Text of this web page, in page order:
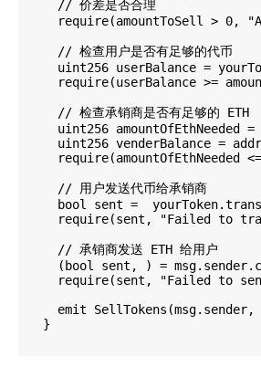
    // 价差是否合理
require(amountToSell > 0,
    // 检查用户是否有足够的代币
uint256 userBalance =
require(userBalance >=
    // 检查承销商是否有足够的 ETH
uint256 amountOfEthNeeded
uint256 venderBalance =
require(amountOfEthNeeded
    // 用户发送代币给承销商
bool sent =
require(sent, "Failed to
    // 承销商发送 ETH 给用户
(bool sent, ) =
require(sent, "Failed to
emit
  }